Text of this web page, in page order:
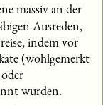
massiv an der
Ausreden,
indem vor
(wohlgemerkt
wurden.